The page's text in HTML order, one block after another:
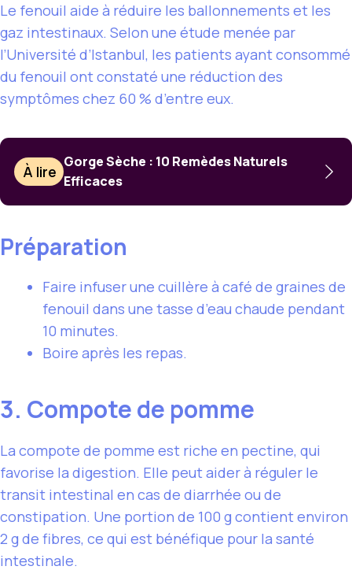
Le fenouil aide à réduire les ballonnements et les
gaz intestinaux. Selon une étude menée par
l’Université d’Istanbul, les patients ayant consommé
du fenouil ont constaté une réduction des
symptômes chez 60 % d’entre eux.
À lire
Gorge Sèche : 10 Remèdes Naturels
Efficaces
Préparation
Faire infuser une cuillère à café de graines de
fenouil dans une tasse d’eau chaude pendant
10 minutes.
Boire après les repas.
3. Compote de pomme
La compote de pomme est riche en pectine, qui
favorise la digestion. Elle peut aider à réguler le
transit intestinal en cas de diarrhée ou de
constipation. Une portion de 100 g contient environ
2 g de fibres, ce qui est bénéfique pour la santé
intestinale.